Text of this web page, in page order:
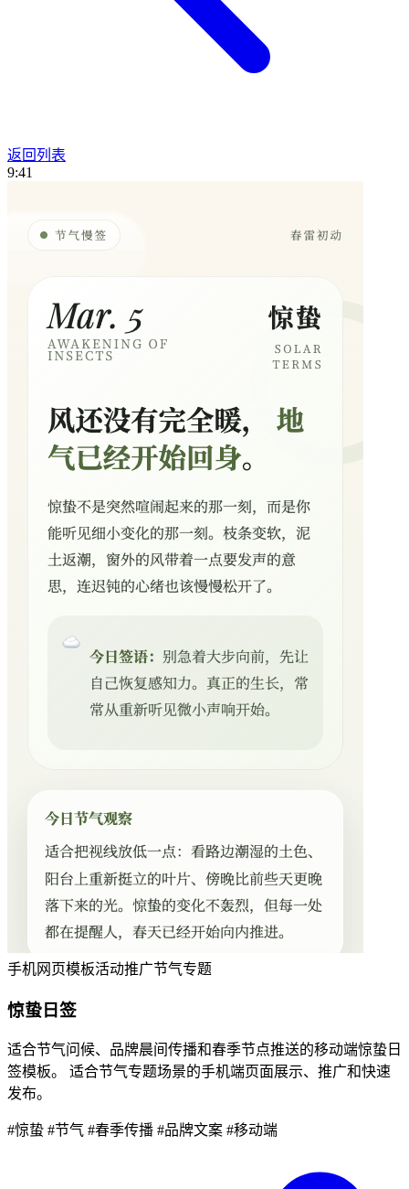
返回列表
9:41
手机网页模板活动推广节气专题
惊蛰日签
适合节气问候、品牌晨间传播和春季节点推送的移动端惊蛰日
签模板。 适合节气专题场景的手机端页面展示、推广和快速
发布。
#惊蛰 #节气 #春季传播 #品牌文案 #移动端